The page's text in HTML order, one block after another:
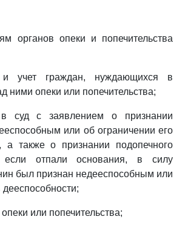
органов опеки и попечительства
учет граждан, нуждающихся в
ними опеки или попечительства;
суд с заявлением о признании
или об ограничении его
а также о признании подопечного
если отпали основания, в силу
был признан недееспособным или
или попечительства;